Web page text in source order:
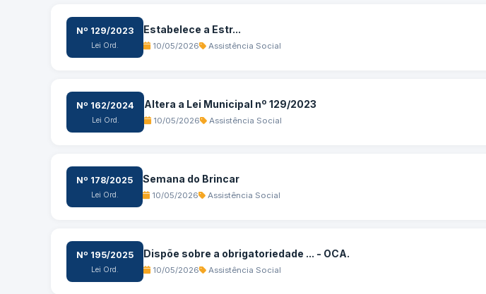
Nº 129/2023
Lei Ord.
Estabelece a Estr...
10/05/2026 Assistência Social
Nº 162/2024
Lei Ord.
Altera a Lei Municipal nº 129/2023
10/05/2026 Assistência Social
Nº 178/2025
Lei Ord.
Semana do Brincar
10/05/2026 Assistência Social
Nº 195/2025
Lei Ord.
Dispõe sobre a obrigatoriedade ... - OCA.
10/05/2026 Assistência Social